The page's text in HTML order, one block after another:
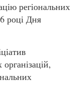
регіональних
році Дня